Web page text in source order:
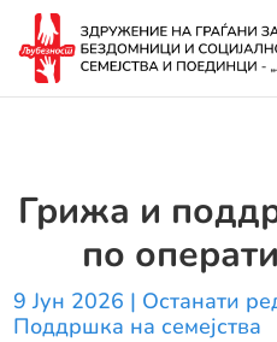
Грижа и
по
9 Јун 2026 | Останати
Поддршка на семејства